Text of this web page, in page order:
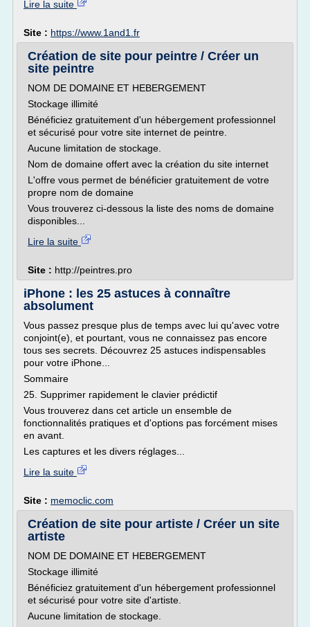
Lire la suite
Site : https://www.1and1.fr
Création de site pour peintre / Créer un
site peintre
NOM DE DOMAINE ET HEBERGEMENT
Stockage illimité
Bénéficiez gratuitement d'un hébergement professionnel
et sécurisé pour votre site internet de peintre.
Aucune limitation de stockage.
Nom de domaine offert avec la création du site internet
L'offre vous permet de bénéficier gratuitement de votre
propre nom de domaine
Vous trouverez ci-dessous la liste des noms de domaine
disponibles...
Lire la suite
Site : http://peintres.pro
iPhone : les 25 astuces à connaître
absolument
Vous passez presque plus de temps avec lui qu'avec votre
conjoint(e), et pourtant, vous ne connaissez pas encore
tous ses secrets. Découvrez 25 astuces indispensables
pour votre iPhone...
Sommaire
25. Supprimer rapidement le clavier prédictif
Vous trouverez dans cet article un ensemble de
fonctionnalités pratiques et d'options pas forcément mises
en avant.
Les captures et les divers réglages...
Lire la suite
Site : memoclic.com
Création de site pour artiste / Créer un site
artiste
NOM DE DOMAINE ET HEBERGEMENT
Stockage illimité
Bénéficiez gratuitement d'un hébergement professionnel
et sécurisé pour votre site d'artiste.
Aucune limitation de stockage.